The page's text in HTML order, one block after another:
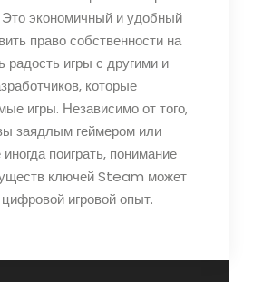
экономичный и удобный
право собственности на
радость игры с другими и
которые
игры. Независимо от того,
заядлым геймером или
поиграть, понимание
ключей Steam может
игровой опыт.